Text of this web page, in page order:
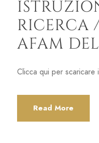
RICERCA
AFAM
Clicca qui per scaricare
Read More